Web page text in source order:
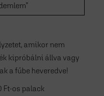
amikor nem
kipróbálni állva vagy
a fűbe heveredve!
Ft-os palack